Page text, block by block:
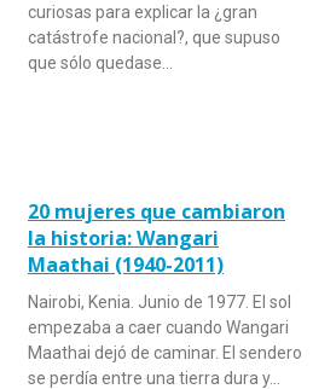
curiosas para explicar la ¿gran
catástrofe nacional?, que supuso
que sólo quedase…
20 mujeres que cambiaron
la historia: Wangari
Maathai (1940-2011)
Nairobi, Kenia. Junio de 1977. El sol
empezaba a caer cuando Wangari
Maathai dejó de caminar. El sendero
se perdía entre una tierra dura y…